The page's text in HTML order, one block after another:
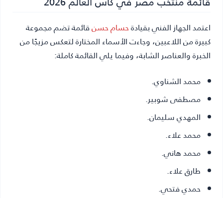
اعتمد الجهاز الفني بقيادةحسام حسنقائمة تضم مجموعة
كبيرة من اللاعبين، وجاءت الأسماء المختارة لتعكس مزيجًا من
الخبرة والعناصر الشابة، وفيما يلي القائمة كاملة:
محمد الشناوي.
مصطفى شوبير.
المهدي سليمان.
محمد علاء.
محمد هاني.
طارق علاء.
حمدي فتحي.